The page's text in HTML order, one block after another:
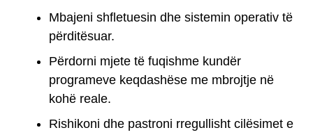
Mbajeni shfletuesin dhe sistemin operativ të
përditësuar.
Përdorni mjete të fuqishme kundër
programeve keqdashëse me mbrojtje në
kohë reale.
Rishikoni dhe pastroni rregullisht cilësimet e